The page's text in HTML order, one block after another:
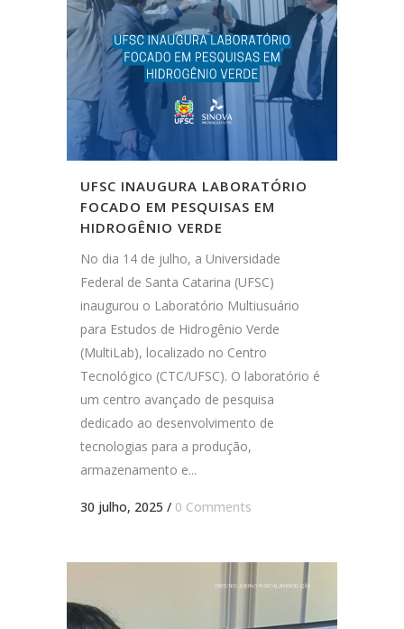
UFSC INAUGURA LABORATÓRIO
FOCADO EM PESQUISAS EM
HIDROGÊNIO VERDE
No dia 14 de julho, a Universidade
Federal de Santa Catarina (UFSC)
inaugurou o Laboratório Multiusuário
para Estudos de Hidrogênio Verde
(MultiLab), localizado no Centro
Tecnológico (CTC/UFSC). O laboratório é
um centro avançado de pesquisa
dedicado ao desenvolvimento de
tecnologias para a produção,
armazenamento e...
30 julho, 2025 / 0 Comments